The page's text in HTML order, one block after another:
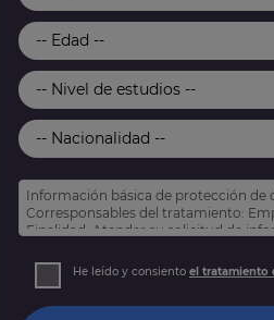
Información básica de protección de
Corresponsables del tratamiento:
Finalidad: Atender su solicitud de
Derechos: Puede acceder, rectificar y
datos, así como otros derechos tal y
He leído y consiento el tratamiento